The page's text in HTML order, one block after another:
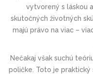
vytvorený s láskou
skutočných životných
majú právo na viac –
Nečakaj však suchú
poličke. Toto je praktický